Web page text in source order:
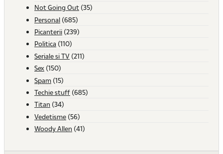
Not Going Out (35)
Personal (685)
Picanterii (239)
Politica (110)
Seriale si TV (211)
Sex (150)
Spam (15)
Techie stuff (685)
Titan (34)
Vedetisme (56)
Woody Allen (41)